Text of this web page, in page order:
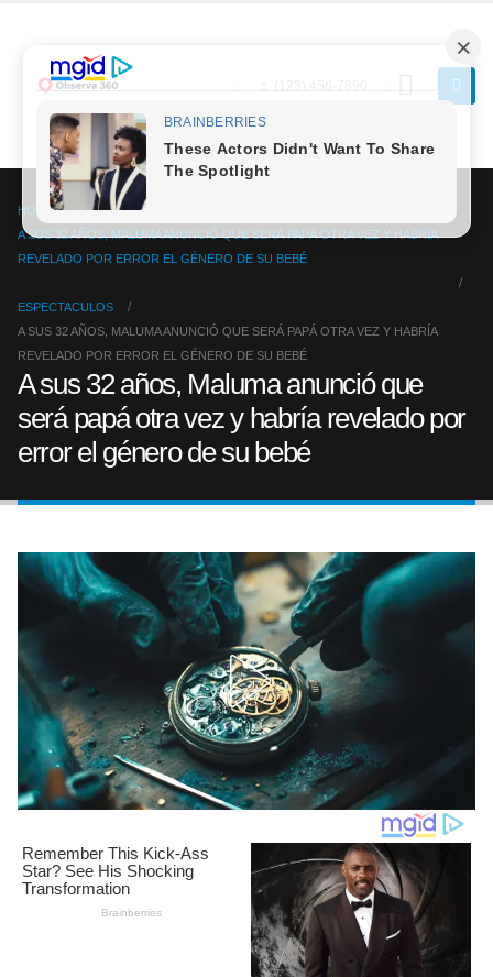
HOME
A SUS 32 AÑOS, MALUMA ANUNCIÓ QUE SERÁ PAPÁ OTRA VEZ Y HABRÍA
REVELADO POR ERROR EL GÉNERO DE SU BEBÉ
ESPECTACULOS
A SUS 32 AÑOS, MALUMA ANUNCIÓ QUE SERÁ PAPÁ OTRA VEZ Y HABRÍA
REVELADO POR ERROR EL GÉNERO DE SU BEBÉ
A sus 32 años, Maluma anunció que
será papá otra vez y habría revelado por
error el género de su bebé